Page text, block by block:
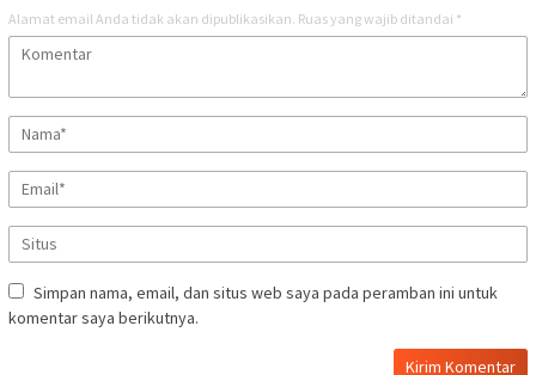
Alamat email Anda tidak akan dipublikasikan. Ruas yang wajib ditandai *
Simpan nama, email, dan situs web saya pada peramban ini untuk
komentar saya berikutnya.